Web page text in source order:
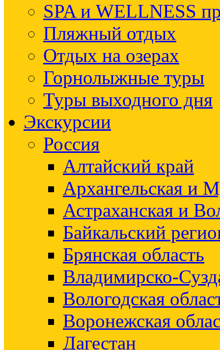
SPA и WELLNESS
Пляжный отдых
Отдых на озерах
Горнолыжные туры
Туры выходного дня
Экскурсии
Россия
Алтайский край
Архангельская и
Астраханская и
Байкальский
Брянская область
Владимирско-
Вологодская
Воронежская
Дагестан